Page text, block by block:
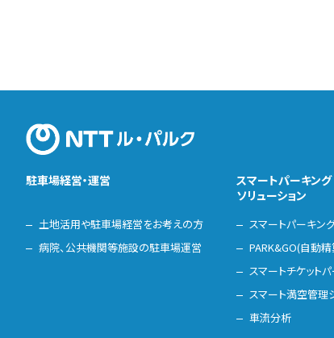
駐車場経営・運営
土地活用や駐車場経営をお考えの方
病院、公共機関等施設の駐車場運営
スマートパーキング
ソリューション
スマートパーキン
PARK&GO(自動精
スマートチケット
スマート満空管理
車流分析